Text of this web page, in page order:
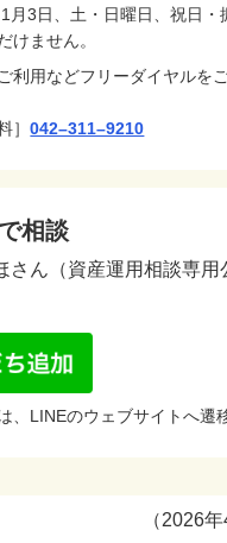
月3日、土・日曜日、祝日・
けません。
利用などフリーダイヤルを
］042–311–9210
相談
さん（資産運用相談専用
、LINEのウェブサイトへ遷
（2026